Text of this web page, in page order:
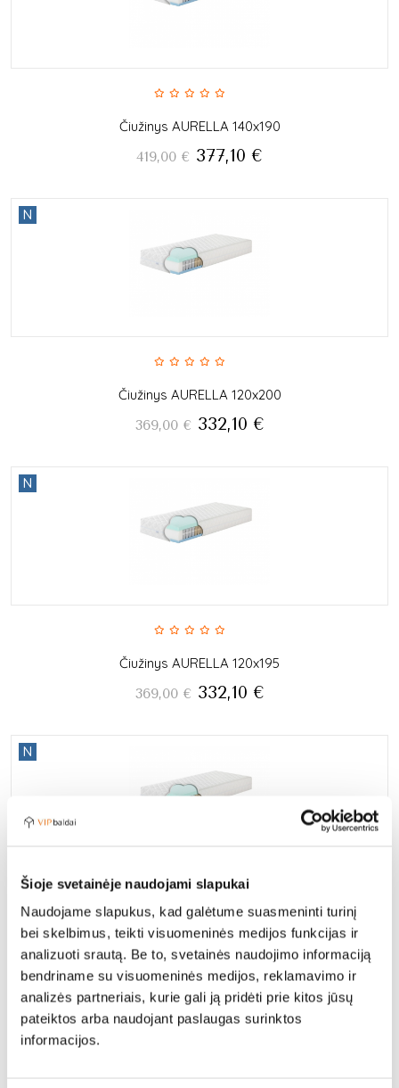
Šioje svetainėje naudojami slapukai
Naudojame slapukus, kad galėtume suasmeninti turinį
bei skelbimus, teikti visuomeninės medijos funkcijas ir
analizuoti srautą. Be to, svetainės naudojimo informaciją
bendriname su visuomeninės medijos, reklamavimo ir
analizės partneriais, kurie gali ją pridėti prie kitos jūsų
pateiktos arba naudojant paslaugas surinktos
informacijos.
Čiužinys AURELLA 140x190
419,00 € 377,10 €
N
Čiužinys AURELLA 120x200
369,00 € 332,10 €
N
Čiužinys AURELLA 120x195
369,00 € 332,10 €
N
Čiužinys AURELLA 120x190
369,00 € 332,10 €
N